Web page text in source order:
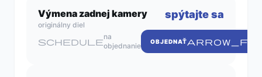
Výmena zadnej kamery
originálny diel
spýtajte sa
schedule
na
objednanie
OBJEDNAŤ